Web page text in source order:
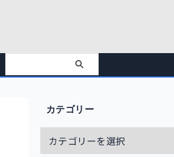
カテゴリー